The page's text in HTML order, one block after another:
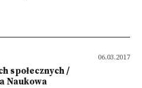
06.03.2017
społecznych /
Naukowa